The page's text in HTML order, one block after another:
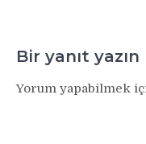
Bir yanıt yazın
Yorum yapabilmek